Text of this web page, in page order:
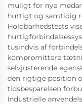
muligt for nye
hurtigt og samtidig
Holdbarhedstests
tusindvis af
kompromittere
selvjusterende
den rigtige position
tidsbesparelsen
Industrielle